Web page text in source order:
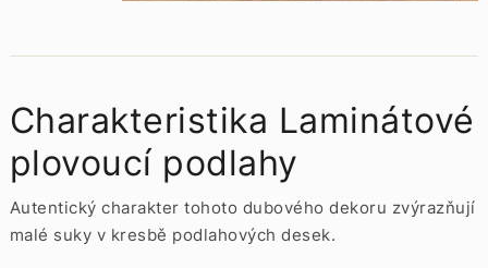
Charakteristika Laminátové
plovoucí podlahy
Autentický charakter tohoto dubového dekoru zvýrazňují
malé suky v kresbě podlahových desek.